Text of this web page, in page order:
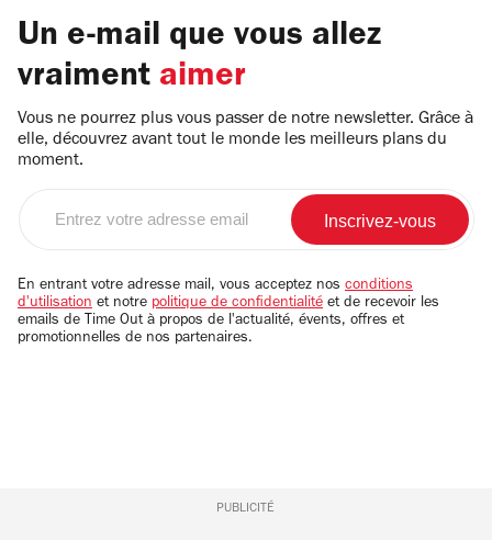
Un e-mail que vous allez
vraiment aimer
Vous ne pourrez plus vous passer de notre newsletter. Grâce à
elle, découvrez avant tout le monde les meilleurs plans du
moment.
email
En entrant votre adresse mail, vous acceptez nos conditions
d'utilisation et notre politique de confidentialité et de recevoir les
emails de Time Out à propos de l'actualité, évents, offres et
promotionnelles de nos partenaires.
PUBLICITÉ